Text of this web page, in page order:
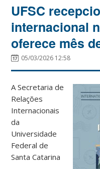
UFSC
internacional
oferece mês
05/03/2026 12:58
A Secretaria de
Relações
Internacionais
da
Universidade
Federal de
Santa Catarina